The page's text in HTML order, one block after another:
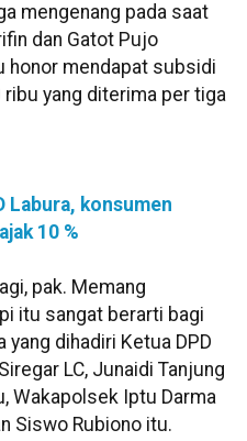
mengenang pada saat
dan Gatot Pujo
honor mendapat subsidi
yang diterima per tiga
Labura, konsumen
10 %
pak. Memang
itu sangat berarti bagi
yang dihadiri Ketua DPD
LC, Junaidi Tanjung
Wakapolsek Iptu Darma
Siswo Rubiono itu.